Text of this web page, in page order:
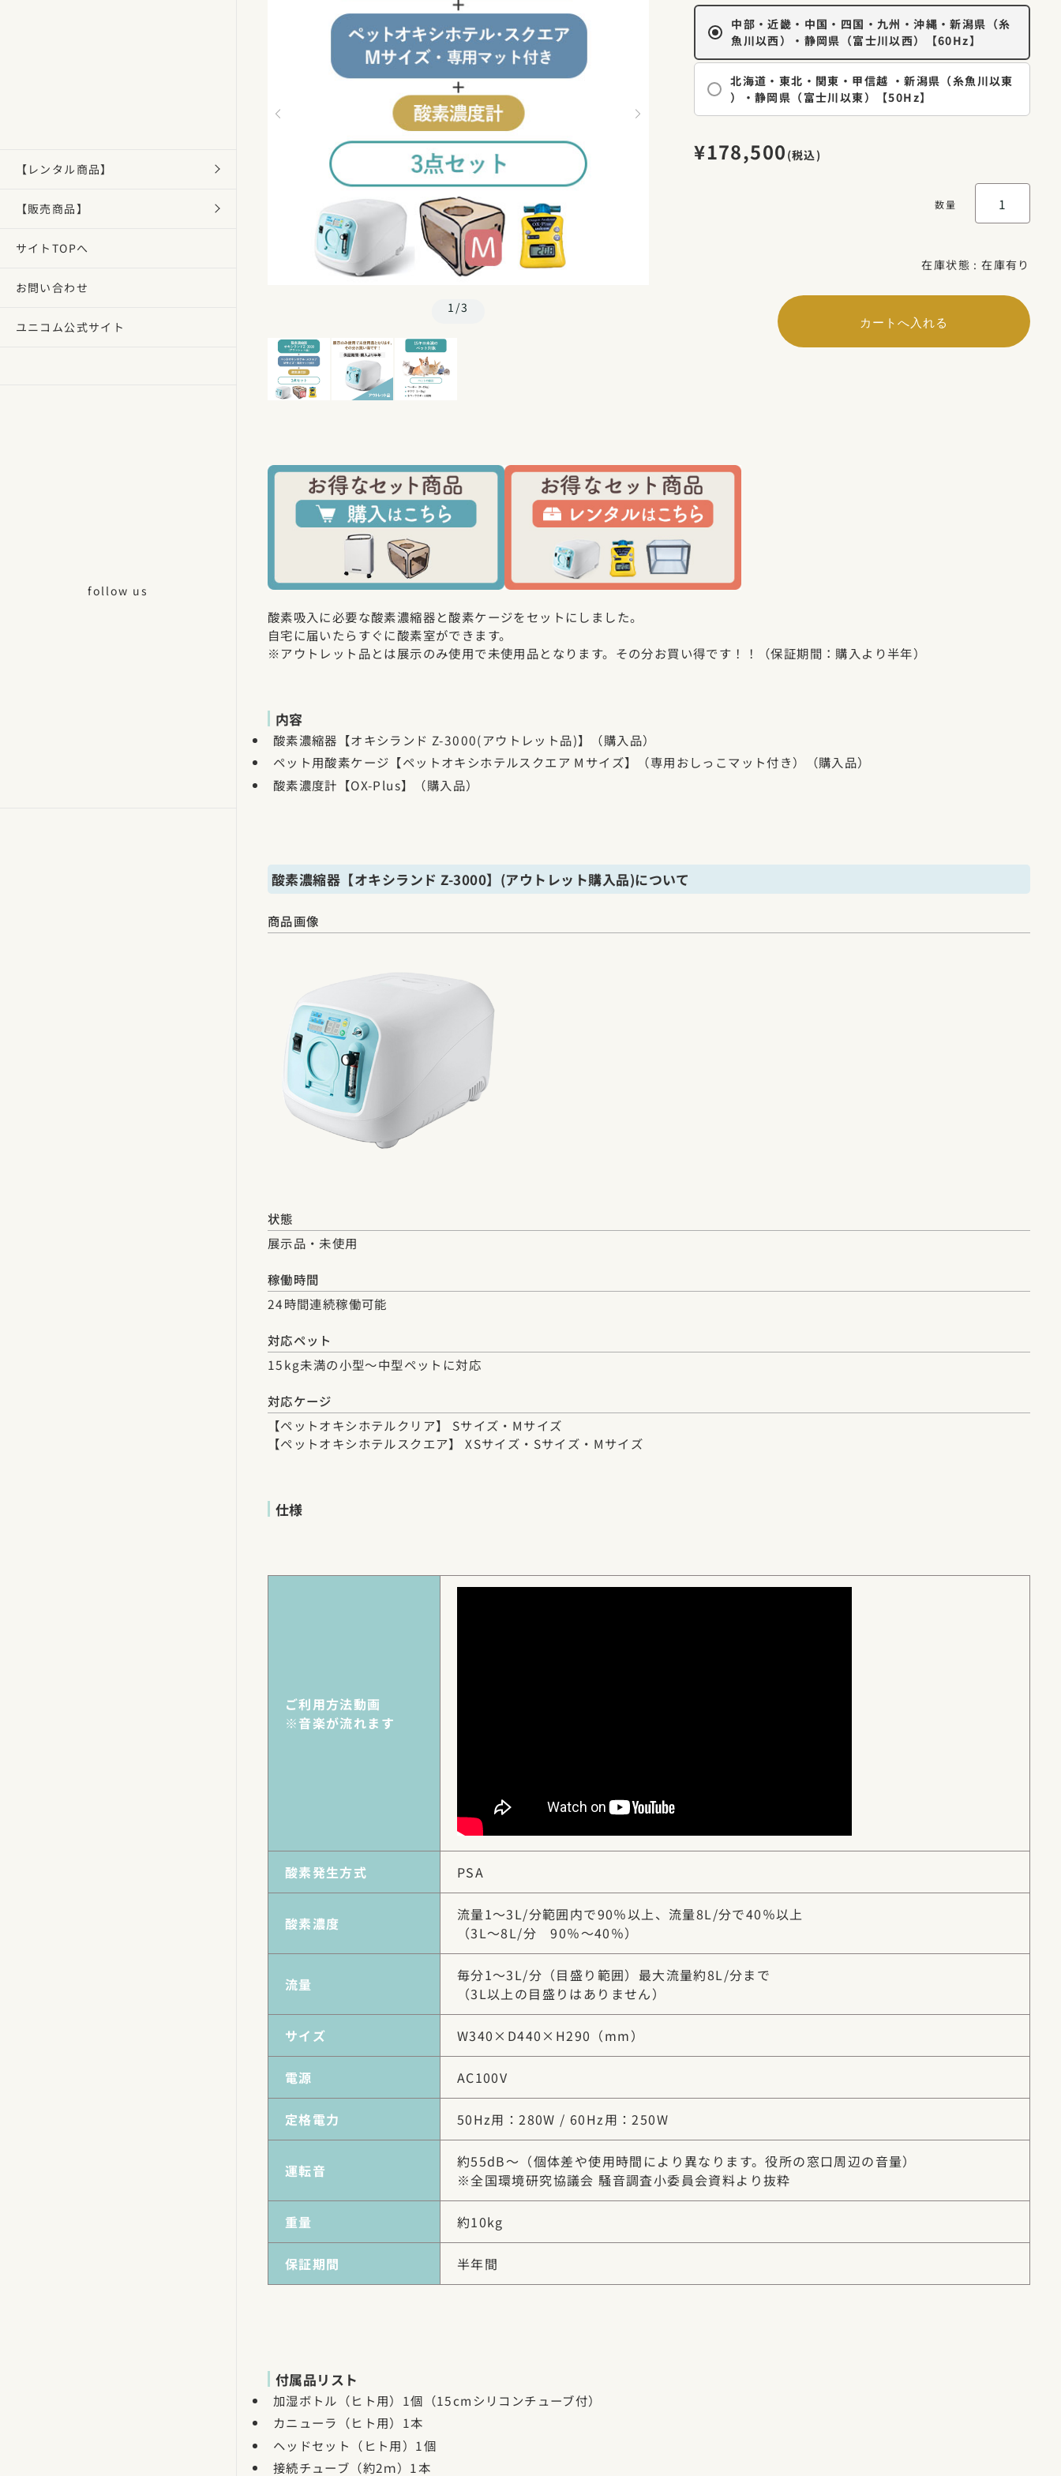
【レンタル商品】
【販売商品】
サイトTOPへ
お問い合わせ
ユニコム公式サイト
follow us
1/3
中部・近畿・中国・四国・九州・沖縄・新潟県（糸
魚川以西）・静岡県（富士川以西）【60Hz】
北海道・東北・関東・甲信越 ・新潟県（糸魚川以東
）・静岡県（富士川以東）【50Hz】
在庫状態 :在庫有り
¥178,500 (税込)
数量
酸素吸入に必要な酸素濃縮器と酸素ケージをセットにしました。
自宅に届いたらすぐに酸素室ができます。
※アウトレット品とは展示のみ使用で未使用品となります。その分お買い得です！！（保証期間：購入より半年）
内容
酸素濃縮器【オキシランド Z-3000(アウトレット品)】（購入品）
ペット用酸素ケージ【ペットオキシホテルスクエア Mサイズ】（専用おしっこマット付き）（購入品）
酸素濃度計【OX-Plus】（購入品）
酸素濃縮器【オキシランド Z-3000】(アウトレット購入品)について
商品画像
状態
展示品・未使用
稼働時間
24時間連続稼働可能
対応ペット
15kg未満の小型〜中型ペットに対応
対応ケージ
【ペットオキシホテルクリア】 Sサイズ・Mサイズ
【ペットオキシホテルスクエア】 XSサイズ・Sサイズ・Mサイズ
仕様
ご利用方法動画
※音楽が流れます
酸素発生方式 PSA
酸素濃度
流量1～3L/分範囲内で90％以上、流量8L/分で40％以上
（3L～8L/分 90％～40％）
流量
毎分1～3L/分（目盛り範囲）最大流量約8L/分まで
（3L以上の目盛りはありません）
サイズ W340×D440×H290（mm）
電源 AC100V
定格電力 50Hz用：280W / 60Hz用：250W
運転音
約55dB～（個体差や使用時間により異なります。役所の窓口周辺の音量）
※全国環境研究協議会 騒音調査小委員会資料より抜粋
重量 約10kg
保証期間 半年間
付属品リスト
加湿ボトル（ヒト用）1個（15cmシリコンチューブ付）
カニューラ（ヒト用）1本
ヘッドセット（ヒト用）1個
接続チューブ（約2ｍ）1本